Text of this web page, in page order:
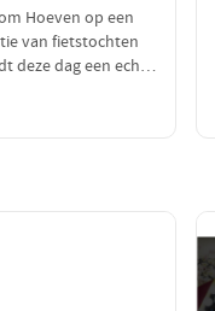
Hoeven op een
van fietstochten
deze dag een echte
bent.